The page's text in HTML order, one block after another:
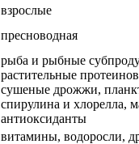
взрослые
пресноводная
рыба и рыбные
растительные
сушеные дрожжи,
спирулина и хлорелла,
антиоксиданты
витамины, водоросли,